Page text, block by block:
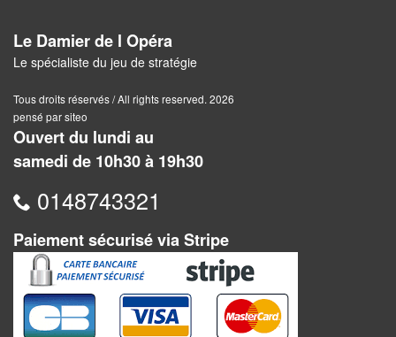
et
Jeux
géants
Jeux
de
air
Puzzles
Jeux
Le Damier de l Opéra
Le spécialiste du jeu de stratégie
Tous droits réservés / All rights reserved. 2026
pensé par siteo
Ouvert du lundi au
samedi de 10h30 à 19h30
0148743321
Paiement sécurisé via Stripe